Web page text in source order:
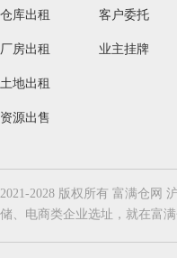
仓库出租
厂房出租
土地出租
资源出售
客户委托
业主挂牌
2021-2028 版权所有 富满仓网
储、电商类企业选址，就在富满